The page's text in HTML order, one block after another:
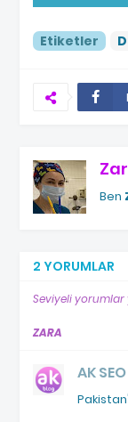
Etiketler
Ben
2 YORUMLAR
Seviyeli yorumlar
ZARA
AK SEO